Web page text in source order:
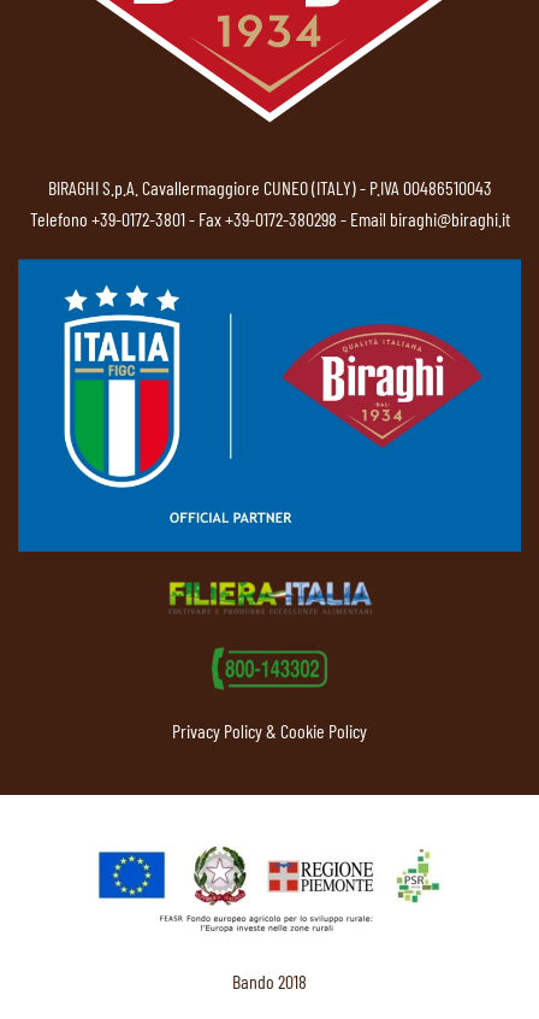
BIRAGHI S.p.A. Cavallermaggiore CUNEO (ITALY) - P.IVA 00486510043
Telefono +39-0172-3801- Fax +39-0172-380298 - Email biraghi@biraghi.it
Privacy Policy & Cookie Policy
Bando 2018